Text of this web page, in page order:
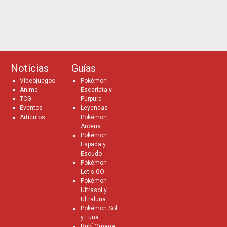
Noticias
Videojuegos
Anime
TCG
Eventos
Artículos
Guías
Pokémon
Escarlata y
Púrpura
Leyendas
Pokémon:
Arceus
Pokémon
Espada y
Escudo
Pokémon
Let's GO
Pokémon
Ultrasol y
Ultraluna
Pokémon Sol
y Luna